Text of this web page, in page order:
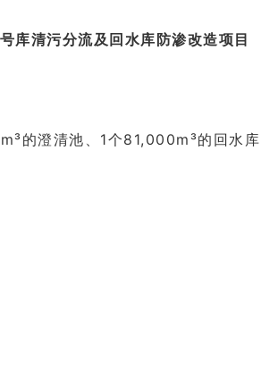
库清污分流及回水库防渗改造项目
的澄清池、1个81,000m³的回水